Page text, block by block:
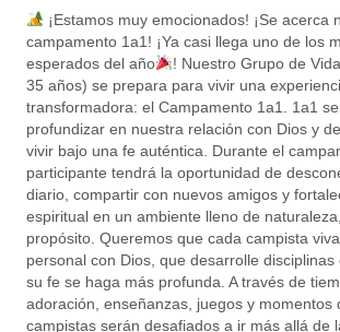
¡Estamos muy emocionados! ¡Se acerca
campamento 1a1! ¡Ya casi llega uno de los
esperados del año
! Nuestro Grupo de
35 años) se prepara para vivir una
transformadora: el Campamento 1a1. 1a1
profundizar en nuestra relación con Dios y
vivir bajo una fe auténtica. Durante el
participante tendrá la oportunidad de
diario, compartir con nuevos amigos y
espiritual en un ambiente lleno de
propósito. Queremos que cada campista
personal con Dios, que desarrolle disciplinas
su fe se haga más profunda. A través de
adoración, enseñanzas, juegos y momentos
campistas serán desafiados a ir más allá de